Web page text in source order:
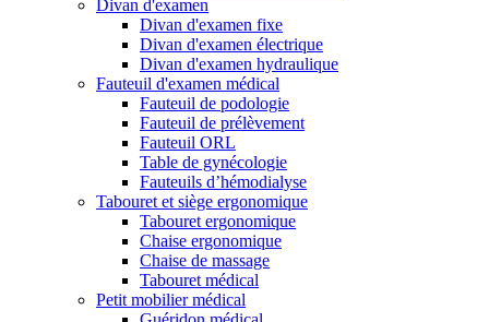
Divan d'examen
Divan d'examen fixe
Divan d'examen électrique
Divan d'examen hydraulique
Fauteuil d'examen médical
Fauteuil de podologie
Fauteuil de prélèvement
Fauteuil ORL
Table de gynécologie
Fauteuils d’hémodialyse
Tabouret et siège ergonomique
Tabouret ergonomique
Chaise ergonomique
Chaise de massage
Tabouret médical
Petit mobilier médical